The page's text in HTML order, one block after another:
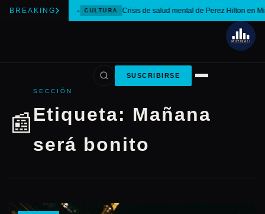
BREAKING CULTURA Crisis de salud mental de Perez Hilton en
SUSCRIBIRSE
📰
SECCIÓN
Etiqueta: Mañana
será bonito